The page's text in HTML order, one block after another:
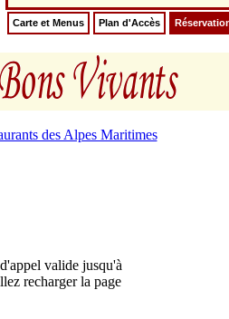
Carte et Menus Plan d'Accès
des Alpes Maritimes
valide jusqu'à
recharger la page